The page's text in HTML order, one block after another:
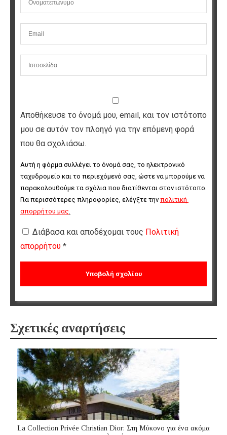
Αποθήκευσε το όνομά μου, email, και τον ιστότοπο
μου σε αυτόν τον πλοηγό για την επόμενη φορά
που θα σχολιάσω.
Αυτή η φόρμα συλλέγει το όνομά σας, το ηλεκτρονικό
ταχυδρομείο και το περιεχόμενό σας, ώστε να μπορούμε να
παρακολουθούμε τα σχόλια που διατίθενται στον ιστότοπο.
Για περισσότερες πληροφορίες, ελέγξτε την πολιτική
απορρήτου μας
Διάβασα και αποδέχομαι τους Πολιτική
απορρήτου *
Σχετικές αναρτήσεις
La Collection Privée Christian Dior: Στη Μύκονο για ένα ακόμα